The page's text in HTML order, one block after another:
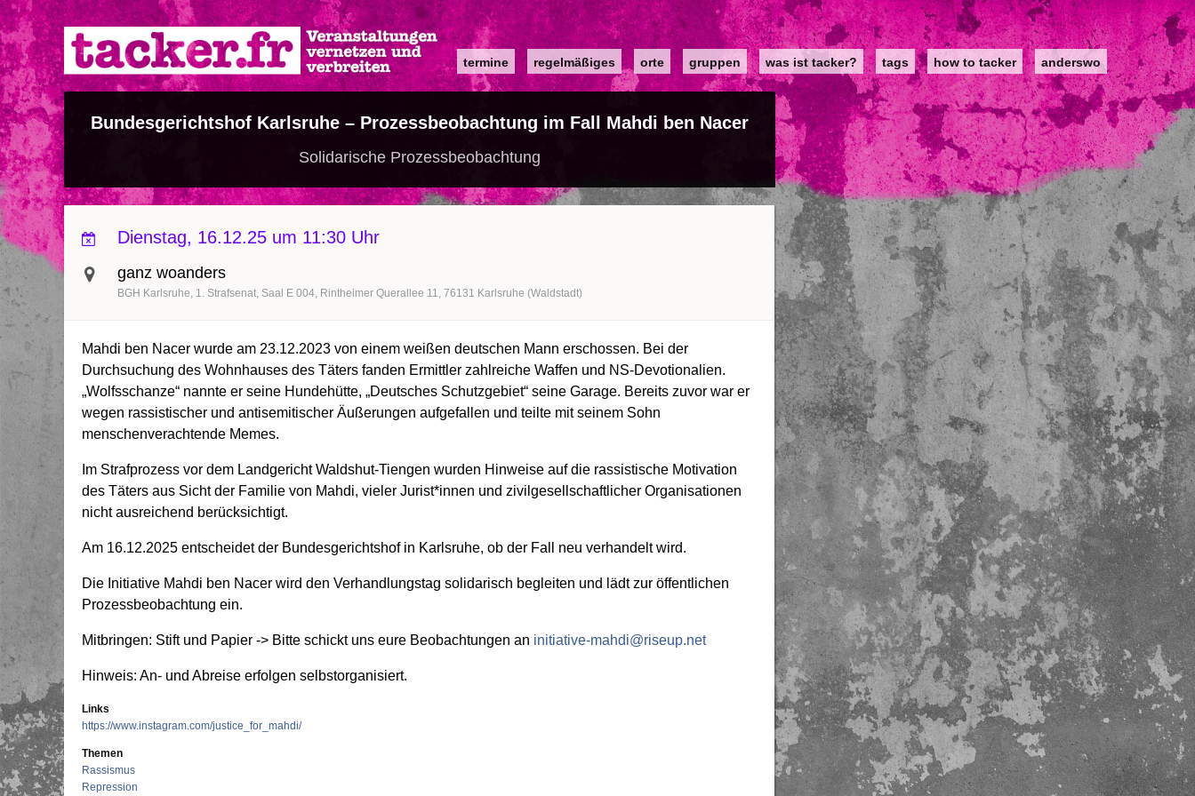
Direkt
zum
Inhalt
Main
navigation
termine regelmäßiges orte gruppen was ist tacker? tags how to tacker anderswo
Bundesgerichtshof Karlsruhe – Prozessbeobachtung im Fall Mahdi ben Nacer
Solidarische Prozessbeobachtung
Dienstag, 16.12.25 um 11:30 Uhr
ganz woanders
BGH Karlsruhe, 1. Strafsenat, Saal E 004, Rintheimer Querallee 11, 76131 Karlsruhe (Waldstadt)
Mahdi ben Nacer wurde am 23.12.2023 von einem weißen deutschen Mann erschossen. Bei der
Durchsuchung des Wohnhauses des Täters fanden Ermittler zahlreiche Waffen und NS-Devotionalien.
„Wolfsschanze“ nannte er seine Hundehütte, „Deutsches Schutzgebiet“ seine Garage. Bereits zuvor war er
wegen rassistischer und antisemitischer Äußerungen aufgefallen und teilte mit seinem Sohn
menschenverachtende Memes.
Im Strafprozess vor dem Landgericht Waldshut-Tiengen wurden Hinweise auf die rassistische Motivation
des Täters aus Sicht der Familie von Mahdi, vieler Jurist*innen und zivilgesellschaftlicher Organisationen
nicht ausreichend berücksichtigt.
Am 16.12.2025 entscheidet der Bundesgerichtshof in Karlsruhe, ob der Fall neu verhandelt wird.
Die Initiative Mahdi ben Nacer wird den Verhandlungstag solidarisch begleiten und lädt zur öffentlichen
Prozessbeobachtung ein.
Mitbringen: Stift und Papier -> Bitte schickt uns eure Beobachtungen an initiative-mahdi@riseup.net
Hinweis: An- und Abreise erfolgen selbstorganisiert.
Links
https://www.instagram.com/justice_for_mahdi/
Themen
Rassismus
Repression